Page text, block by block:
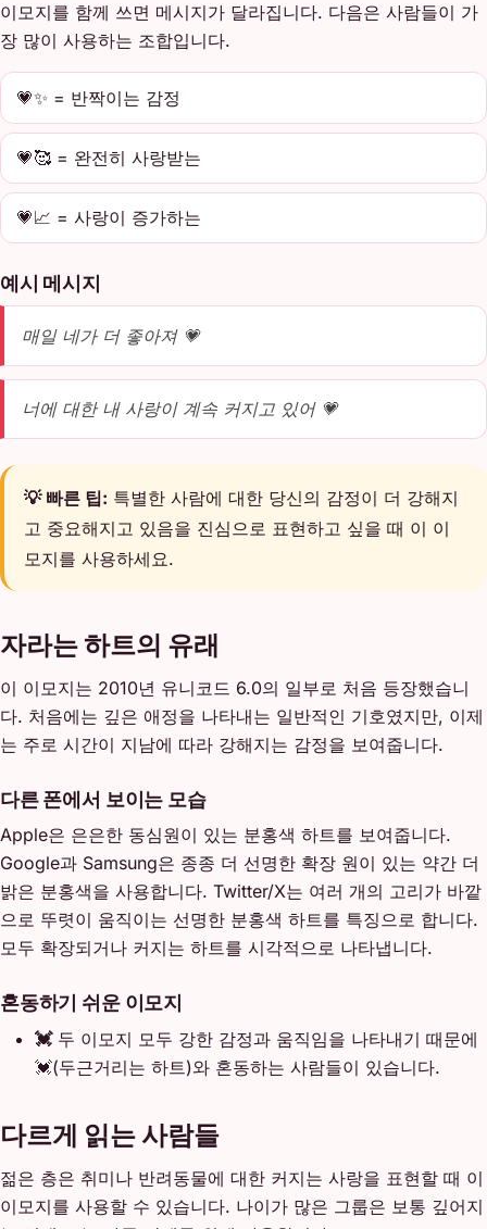
이모지를 함께 쓰면 메시지가 달라집니다. 다음은 사람들이 가
장 많이 사용하는 조합입니다.
💗✨ = 반짝이는 감정
💗🥰 = 완전히 사랑받는
💗📈 = 사랑이 증가하는
예시 메시지
매일 네가 더 좋아져 💗
너에 대한 내 사랑이 계속 커지고 있어 💗
💡 빠른 팁: 특별한 사람에 대한 당신의 감정이 더 강해지
고 중요해지고 있음을 진심으로 표현하고 싶을 때 이 이
모지를 사용하세요.
자라는 하트의 유래
이 이모지는 2010년 유니코드 6.0의 일부로 처음 등장했습니
다. 처음에는 깊은 애정을 나타내는 일반적인 기호였지만, 이제
는 주로 시간이 지남에 따라 강해지는 감정을 보여줍니다.
다른 폰에서 보이는 모습
Apple은 은은한 동심원이 있는 분홍색 하트를 보여줍니다.
Google과 Samsung은 종종 더 선명한 확장 원이 있는 약간 더
밝은 분홍색을 사용합니다. Twitter/X는 여러 개의 고리가 바깥
으로 뚜렷이 움직이는 선명한 분홍색 하트를 특징으로 합니다.
모두 확장되거나 커지는 하트를 시각적으로 나타냅니다.
혼동하기 쉬운 이모지
💓두 이모지 모두 강한 감정과 움직임을 나타내기 때문에
💓(두근거리는 하트)와 혼동하는 사람들이 있습니다.
다르게 읽는 사람들
젊은 층은 취미나 반려동물에 대한 커지는 사랑을 표현할 때 이
이모지를 사용할 수 있습니다. 나이가 많은 그룹은 보통 깊어지